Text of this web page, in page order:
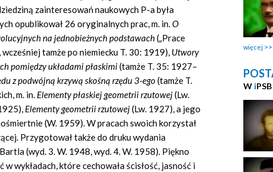
zainteresowań naukowych P-a była
opublikował 26 oryginalnych prac, m. in.O
na jednobieżnych podstawach(„Prace
tamże po niemiecku T. 30: 1919), Utwory
pomiędzy układami płaskimi(tamże T. 35: 1927–
z podwójną krzywą skośną rzędu 3-ego(tamże T.
m. in. Elementy płaskiej geometrii rzutowej(Lw.
Elementy geometrii rzutowej(Lw. 1927), a jego
(W. 1959). W pracach swoich korzystał
Przygotował także do druku wydania
(wyd. 3. W. 1948, wyd. 4. W. 1958). Piękno
wykładach, które cechowała ścisłość, jasność i
więcej
W iPSB